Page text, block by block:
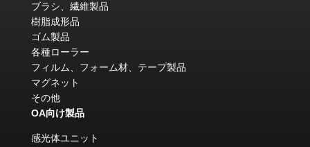
ブラシ、繊維製品
樹脂成形品
ゴム製品
各種ローラー
フィルム、フォーム材、テープ製品
マグネット
その他
OA向け製品
感光体ユニット